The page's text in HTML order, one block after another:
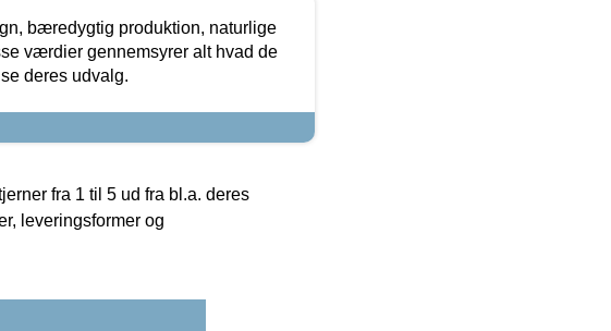
bæredygtig produktion, naturlige
værdier gennemsyrer alt hvad de
deres udvalg.
fra 1 til 5 ud fra bl.a. deres
leveringsformer og